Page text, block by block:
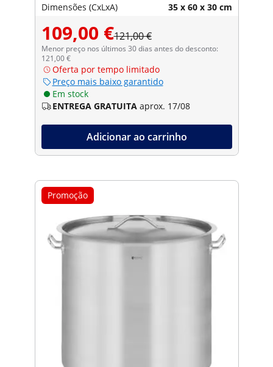
Dimensões (CxLxA) 35 x 60 x 30 cm
109,00 €121,00 €
Menor preço nos últimos 30 dias antes do desconto:
121,00 €
Oferta por tempo limitado
Preço mais baixo garantido
Em stock
ENTREGA GRATUITA aprox. 17/08
Adicionar ao carrinho
Promoção